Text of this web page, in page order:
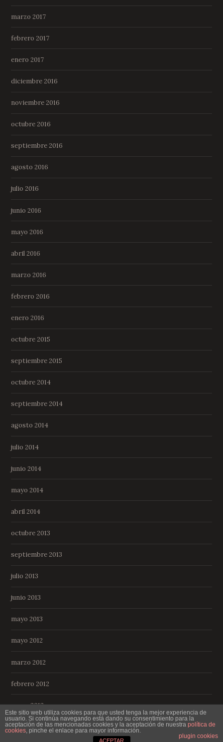
marzo 2017
febrero 2017
enero 2017
diciembre 2016
noviembre 2016
octubre 2016
septiembre 2016
agosto 2016
julio 2016
junio 2016
mayo 2016
abril 2016
marzo 2016
febrero 2016
enero 2016
octubre 2015
septiembre 2015
octubre 2014
septiembre 2014
agosto 2014
julio 2014
junio 2014
mayo 2014
abril 2014
octubre 2013
septiembre 2013
julio 2013
junio 2013
mayo 2013
mayo 2012
marzo 2012
febrero 2012
enero 2012
Este sitio web utiliza cookies para que usted tenga la mejor experiencia de
usuario. Si continúa navegando está dando su consentimiento para la
aceptación de las mencionadas cookies y la aceptación de nuestra política de
cookies, pinche el enlace para mayor información.
plugin cookies
ACEPTAR